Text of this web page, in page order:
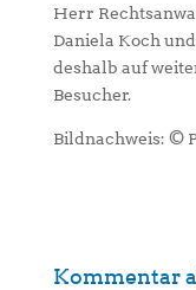
Herr
Daniela Koch
deshalb auf
Besucher.
Bildnachweis: ©
Kommentar